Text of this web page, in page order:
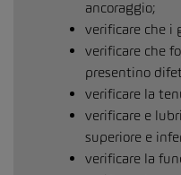
ancoraggio;
verificare che i
verificare che
presentino
verificare la
verificare e
superiore e
verificare la